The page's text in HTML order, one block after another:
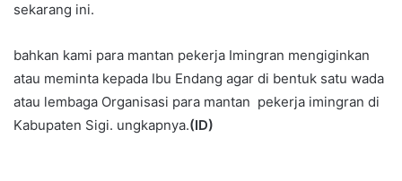
sekarang ini.
bahkan kami para mantan pekerja Imingran mengiginkan
atau meminta kepada Ibu Endang agar di bentuk satu wada
atau lembaga Organisasi para mantan pekerja imingran di
Kabupaten Sigi. ungkapnya.(ID)